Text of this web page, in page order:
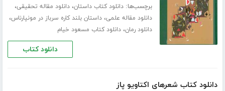
برچسب‌ها:دانلود کتاب داستان،دانلود مقاله تحقیقی،
دانلود مقاله علمی،داستان بلند کاره سرباز در مونپارناس،
دانلود رمان،دانلود کتاب مسعود خیام
دانلود کتاب
دانلود کتاب شعرهای اکتاویو پاز